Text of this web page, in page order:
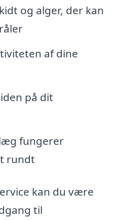
og alger, der kan
af dine
på dit
fungerer
rundt
kan du være
til